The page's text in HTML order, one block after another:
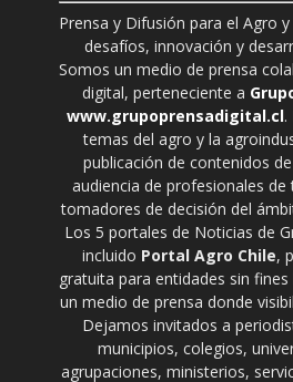
Prensa y Difusión para el Agro
desafíos, innovación y
Somos un medio de prensa
digital, perteneciente a
www.grupoprensadigital.cl.
temas del agro y la
publicación de contenidos
audiencia de profesionales de
tomadores de decisión del
Los 5 portales de Noticias de
incluido Portal Agro Chile,
gratuita para entidades sin
un medio de prensa donde
Dejamos invitados a
municipios, colegios,
agrupaciones, ministerios,